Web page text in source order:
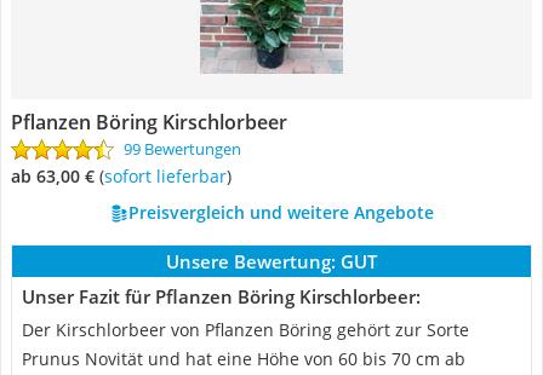
Pflanzen Böring Kirschlorbeer
99 Bewertungen
ab 63,00 € ( Sofort lieferbar)
Preisvergleich und weitere Angebote
Unsere Bewertung: GUT
Unser Fazit für Pflanzen Böring Kirschlorbeer:
Der Kirschlorbeer von Pflanzen Böring gehört zur Sorte
Prunus Novität und hat eine Höhe von 60 bis 70 cm ab